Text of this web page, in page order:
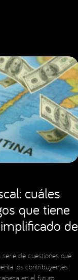
cuáles
que tiene
de
de cuestiones que
los contribuyentes
en el futuro